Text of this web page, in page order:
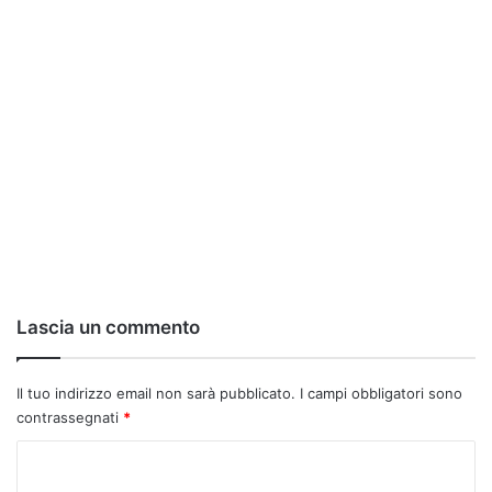
Lascia un commento
Il tuo indirizzo email non sarà pubblicato. I campi obbligatori sono
contrassegnati *